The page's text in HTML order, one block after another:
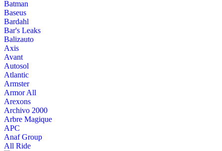
Batman
Baseus
Bardahl
Bar's Leaks
Balizauto
Axis
Avant
Autosol
Atlantic
Armster
Armor All
Arexons
Archivo 2000
Arbre Magique
APC
Anaf Group
All Ride